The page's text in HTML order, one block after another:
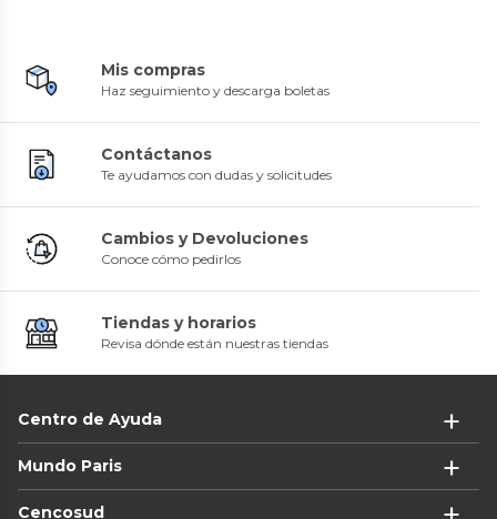
Mis compras
Haz seguimiento y descarga boletas
Contáctanos
Te ayudamos con dudas y solicitudes
Cambios y Devoluciones
Conoce cómo pedirlos
Tiendas y horarios
Revisa dónde están nuestras tiendas
Centro de Ayuda
Mundo Paris
Cencosud